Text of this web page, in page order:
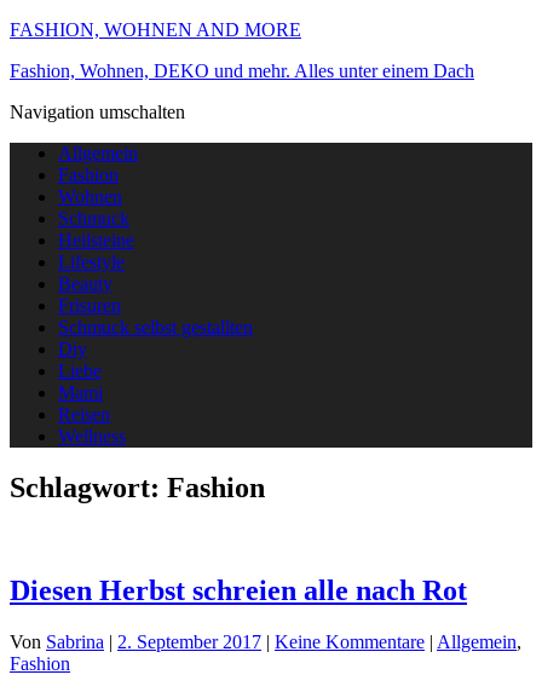
FASHION, WOHNEN AND MORE
Fashion, Wohnen, DEKO und mehr. Alles unter einem Dach
Navigation umschalten
Allgemein
Fashion
Wohnen
Schmuck
Heilsteine
Lifestyle
Beauty
Frisuren
Schmuck selbst gestallten
Diy
Liebe
Mami
Reisen
Wellness
Schlagwort: Fashion
Diesen Herbst schreien alle nach Rot
Von Sabrina | 2. September 2017 | Keine Kommentare | Allgemein,
Fashion